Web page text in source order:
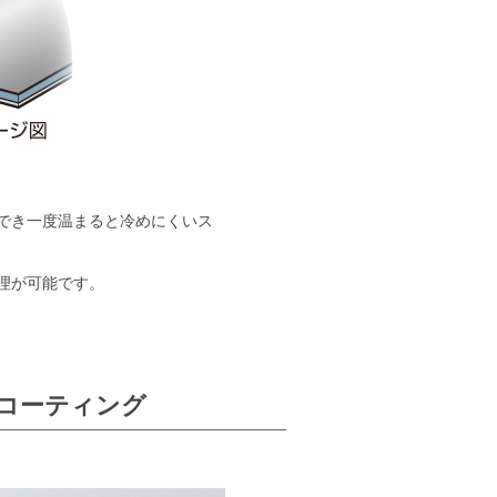
き一度温まると冷めにくいス
可能です。
ーティング